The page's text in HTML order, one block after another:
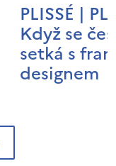
PLISSÉ |
Když se
setká s
designem